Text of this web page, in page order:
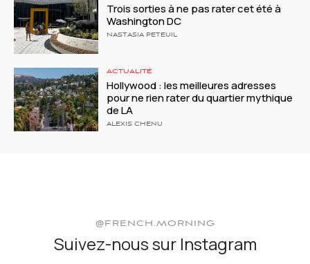
Trois sorties à ne pas rater cet été à
Washington DC
NASTASIA PETEUIL
ACTUALITÉ
Hollywood : les meilleures adresses
pour ne rien rater du quartier mythique
de LA
ALEXIS CHENU
@FRENCH.MORNING
Suivez-nous sur Instagram